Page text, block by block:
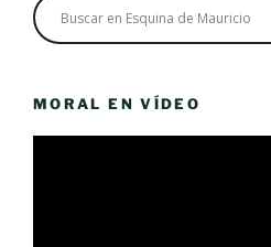
MORAL EN VÍDEO